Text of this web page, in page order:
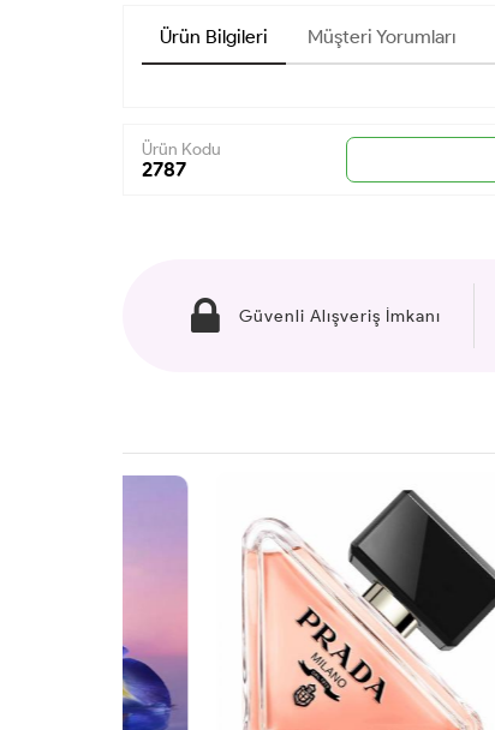
Ürün Bilgileri Müşteri Yorumları
Ürün Kodu
2787
Güvenli Alışveriş İmkanı